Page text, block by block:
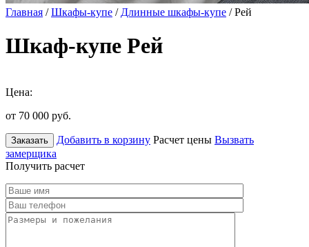
Главная /Шкафы-купе / Длинные шкафы-купе / Рей
Шкаф-купе Рей
Цена:
от 70 000 руб.
Заказать Добавить в корзину Расчет цены Вызвать
замерщика
Получить расчет